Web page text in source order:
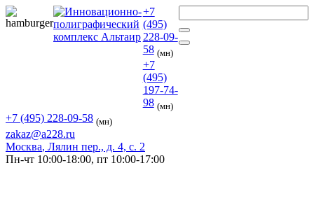
+7
(495)
228-09-
58 (мн)
+7
(495)
197-74-
98 (мн)
+7 (495) 228-09-58 (мн)
zakaz@a228.ru
Москва, Лялин пер., д. 4, с. 2
Пн-чт 10:00-18:00, пт 10:00-17:00